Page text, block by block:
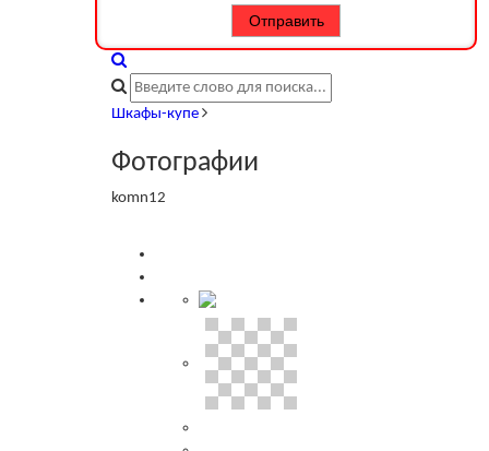
Шкафы-купе
Фотографии
komn12